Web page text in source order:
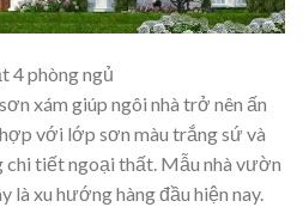
4 phòng ngủ
xám giúp ngôi nhà trở nên ấn
với lớp sơn màu trắng sứ và
chi tiết ngoại thất. Mẫu nhà vườn
là xu hướng hàng đầu hiện nay.